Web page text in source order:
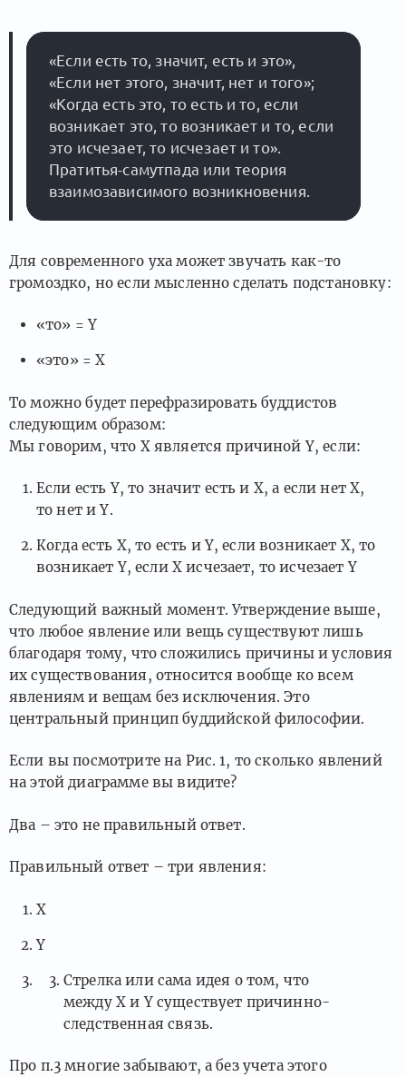
«Если есть то, значит, есть и это»,
«Если нет этого, значит, нет и того»;
«Когда есть это, то есть и то, если
возникает это, то возникает и то, если
это исчезает, то исчезает и то».
Пратитья-самутпада или теория
Для современного уха может звучать как-то
громоздко, но если мысленно сделать подстановку:
«то» = Y
«это» = X
То можно будет перефразировать буддистов
следующим образом:
Мы говорим, что X является причиной Y, если:
Если есть Y, то значит есть и X, а если нет Х,
то нет и Y.
Когда есть X, то есть и Y, если возникает X, то
возникает Y, если X исчезает, то исчезает Y
Следующий важный момент. Утверждение выше,
что любое явление или вещь существуют лишь
благодаря тому, что сложились причины и условия
их существования, относится вообще ко всем
явлениям и вещам без исключения. Это
центральный принцип буддийской философии.
Если вы посмотрите на Рис. 1, то сколько явлений
на этой диаграмме вы видите?
Два – это не правильный ответ.
Правильный ответ – три явления:
X
Y
Стрелка или сама идея о том, что
между X и Y существует причинно-
следственная связь.
Про п.3 многие забывают, а без учета этого